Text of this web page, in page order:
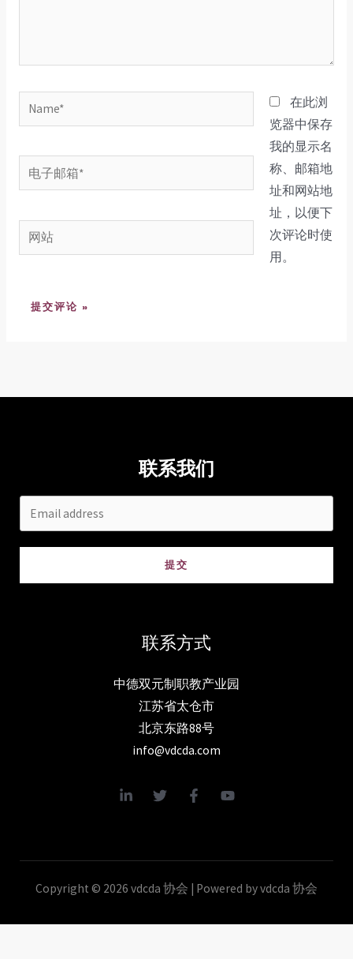
Name*
电
子
箱
*
网
站
在此浏
览器中保存
我的显示名
称、邮箱地
址和网站地
址，以便下
次评论时使
用。
联系我们
提交
联系方式
中德双元制职教产业园
江苏省太仓市
北京东路88号
info@vdcda.com
Copyright © 2026 vdcda 协会 | Powered by vdcda 协会